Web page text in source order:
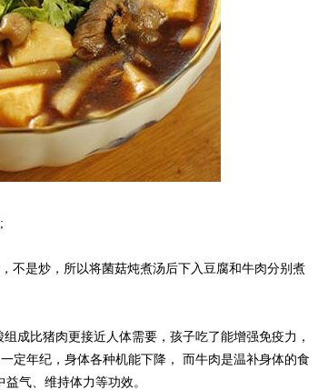
不是炒，所以将菌菇炖煮汤后下入豆腐和牛肉分别煮
成比猪肉更接近人体需要，孩子吃了能增强免疫力，
定年纪，身体各种机能下降， 而牛肉是温补身体的食
气、维持体力等功效。